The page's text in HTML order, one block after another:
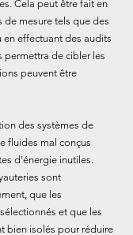
Cela peut être fait en
de mesure tels que des
effectuant des audits
permettra de cibler les
peuvent être
des systèmes de
fluides mal conçus
d'énergie inutiles.
sont
que les
et que les
bien isolés pour réduire